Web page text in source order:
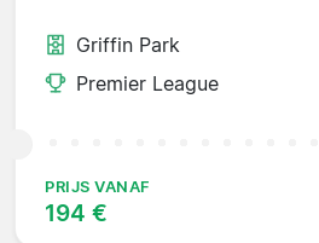
Griffin Park
Premier League
PRIJS VANAF
194 €